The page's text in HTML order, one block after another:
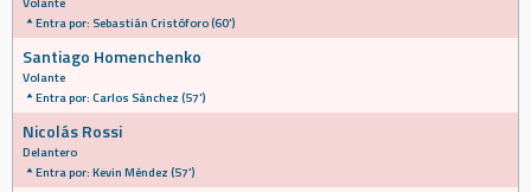
Entra por: Sebastián Cristóforo (60')
Santiago Homenchenko
Volante
Entra por: Carlos Sánchez (57')
Nicolás Rossi
Delantero
Entra por: Kevin Méndez (57')